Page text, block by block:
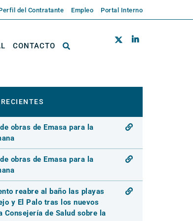
del Contratante Empleo Portal Interno
CONTACTO
obras de Emasa para la
obras de Emasa para la
reabre al baño las playas
y El Palo tras los nuevos
Consejería de Salud sobre la